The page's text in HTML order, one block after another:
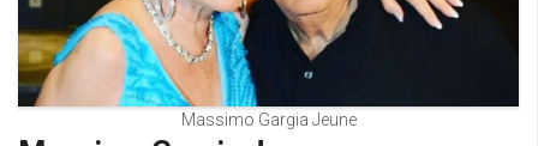
Massimo Gargia Jeune